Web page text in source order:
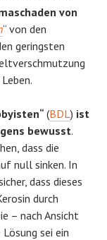
von
“ von den
geringsten
(BDL) ist
bewusst.
dass die
null sinken. In
dass dieses
durch
– nach Ansicht
sei ein